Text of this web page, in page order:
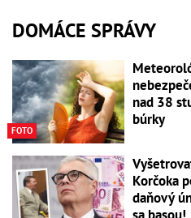
DOMÁCE SPRÁVY
FOTO
nad 38
búrky
Korčoka
daňový